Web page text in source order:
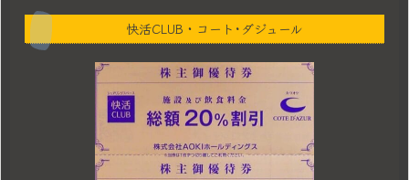
快活CLUB・コート･ダジュール